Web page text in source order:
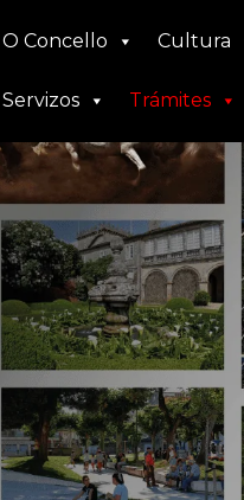
de
O Concello Cultura
Servizos Trámites